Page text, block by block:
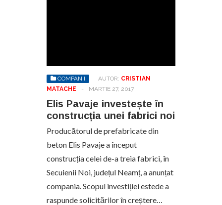
COMPANII AUTOR: CRISTIAN
MATACHE
- MARTIE 27, 2017
Elis Pavaje investește în
construcția unei fabrici noi
Producătorul de prefabricate din
beton Elis Pavaje a început
construcția celei de-a treia fabrici, în
Secuienii Noi, județul Neamț, a anunțat
compania. Scopul investiției estede a
raspunde solicitărilor în creștere…